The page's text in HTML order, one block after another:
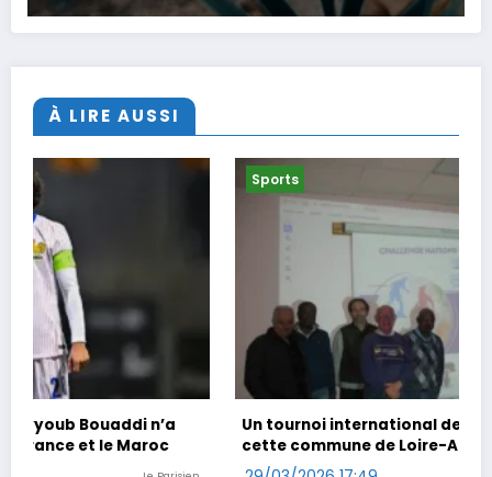
À LIRE AUSSI
Un tournoi international de foot en marchant dans
cette commune de Loire-Atlantique